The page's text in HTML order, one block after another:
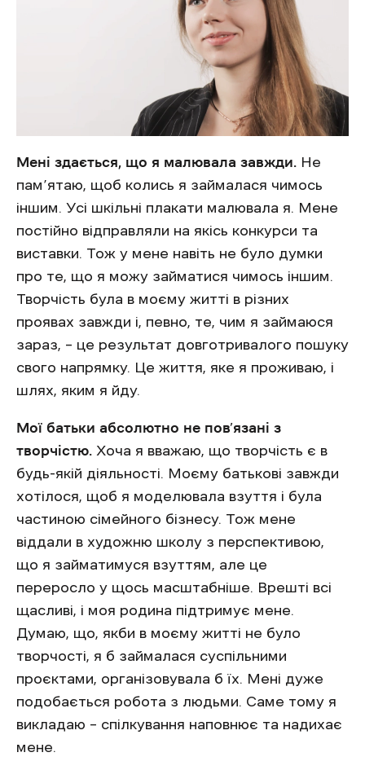
Мені здається, що я малювала завжди. Не
пам’ятаю, щоб колись я займалася чимось
іншим. Усі шкільні плакати малювала я. Мене
постійно відправляли на якісь конкурси та
виставки. Тож у мене навіть не було думки
про те, що я можу займатися чимось іншим.
Творчість була в моєму житті в різних
проявах завжди і, певно, те, чим я займаюся
зараз, – це результат довготривалого пошуку
свого напрямку. Це життя, яке я проживаю, і
шлях, яким я йду.
Мої батьки абсолютно не пов’язані з
творчістю. Хоча я вважаю, що творчість є в
будь-якій діяльності. Моєму батькові завжди
хотілося, щоб я моделювала взуття і була
частиною сімейного бізнесу. Тож мене
віддали в художню школу з перспективою,
що я займатимуся взуттям, але це
переросло у щось масштабніше. Врешті всі
щасливі, і моя родина підтримує мене.
Думаю, що, якби в моєму житті не було
творчості, я б займалася суспільними
проєктами, організовувала б їх. Мені дуже
подобається робота з людьми. Саме тому я
викладаю – спілкування наповнює та надихає
мене.